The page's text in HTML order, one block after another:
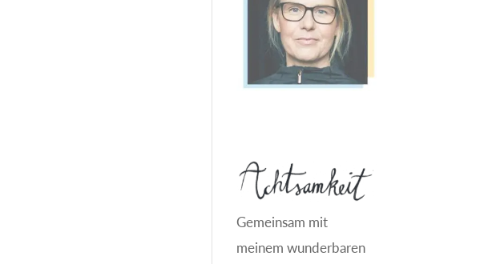
Gemeinsam mit
meinem wunderbaren